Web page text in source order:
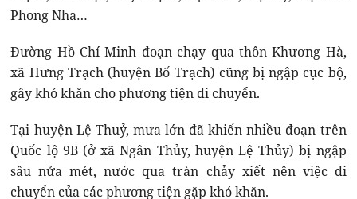
Phong Nha…
Đường Hồ Chí Minh đoạn chạy qua thôn Khương Hà,
xã Hưng Trạch (huyện Bố Trạch) cũng bị ngập cục bộ,
gây khó khăn cho phương tiện di chuyển.
Tại huyện Lệ Thuỷ, mưa lớn đã khiến nhiều đoạn trên
Quốc lộ 9B (ở xã Ngân Thủy, huyện Lệ Thủy) bị ngập
sâu nửa mét, nước qua tràn chảy xiết nên việc di
chuyển của các phương tiện gặp khó khăn.